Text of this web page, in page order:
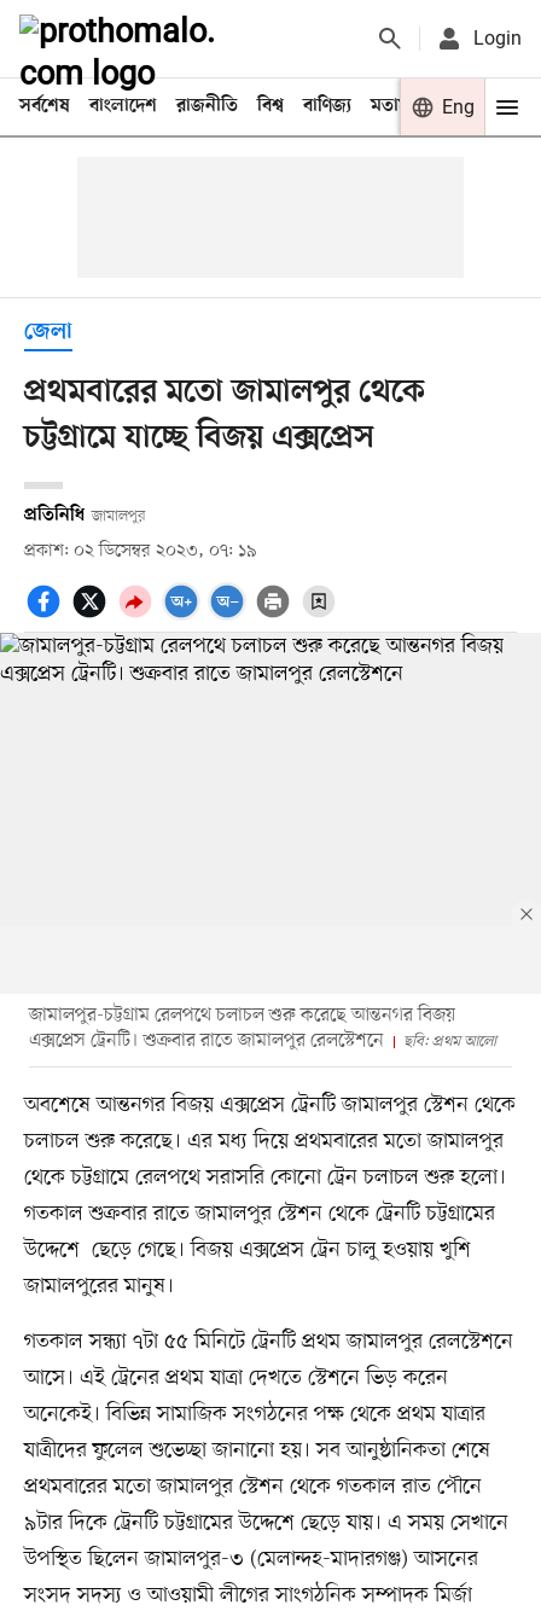
Login
সর্বশেষ বাংলাদেশ রাজনীতি বিশ্ব বাণিজ্য মতামত খেলা
Eng
জেলা
প্রথমবারের মতো জামালপুর থেকে
চট্টগ্রামে যাচ্ছে বিজয় এক্সপ্রেস
প্রতিনিধি জামালপুর
প্রকাশ: ০২ ডিসেম্বর ২০২৩, ০৭: ১৯
জামালপুর-চট্টগ্রাম রেলপথে চলাচল শুরু করেছে আন্তনগর বিজয়
এক্সপ্রেস ট্রেনটি। শুক্রবার রাতে জামালপুর রেলস্টেশনে
ছবি: প্রথম আলো
অবশেষে আন্তনগর বিজয় এক্সপ্রেস ট্রেনটি জামালপুর স্টেশন থেকে
চলাচল শুরু করেছে। এর মধ্য দিয়ে প্রথমবারের মতো জামালপুর
থেকে চট্টগ্রামে রেলপথে সরাসরি কোনো ট্রেন চলাচল শুরু হলো।
গতকাল শুক্রবার রাতে জামালপুর স্টেশন থেকে ট্রেনটি চট্টগ্রামের
উদ্দেশে ছেড়ে গেছে। বিজয় এক্সপ্রেস ট্রেন চালু হওয়ায় খুশি
জামালপুরের মানুষ।
গতকাল সন্ধ্যা ৭টা ৫৫ মিনিটে ট্রেনটি প্রথম জামালপুর রেলস্টেশনে
আসে। এই ট্রেনের প্রথম যাত্রা দেখতে স্টেশনে ভিড় করেন
অনেকেই। বিভিন্ন সামাজিক সংগঠনের পক্ষ থেকে প্রথম যাত্রার
যাত্রীদের ফুলেল শুভেচ্ছা জানানো হয়। সব আনুষ্ঠানিকতা শেষে
প্রথমবারের মতো জামালপুর স্টেশন থেকে গতকাল রাত পৌনে
৯টার দিকে ট্রেনটি চট্টগ্রামের উদ্দেশে ছেড়ে যায়। এ সময় সেখানে
উপস্থিত ছিলেন জামালপুর-৩ (মেলান্দহ-মাদারগঞ্জ) আসনের
সংসদ সদস্য ও আওয়ামী লীগের সাংগঠনিক সম্পাদক মির্জা